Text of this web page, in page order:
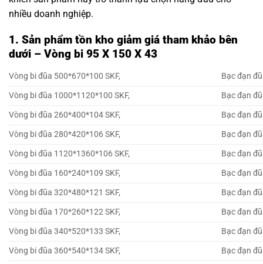
nhiều doanh nghiệp.
1. Sản phẩm tồn kho giảm giá tham khảo bên
dưới – Vòng bi 95 X 150 X 43
Vòng bi đũa 500*670*100 SKF,
Bạc đạn
Vòng bi đũa 1000*1120*100 SKF,
Bạc đạn
Vòng bi đũa 260*400*104 SKF,
Bạc đạn
Vòng bi đũa 280*420*106 SKF,
Bạc đạn
Vòng bi đũa 1120*1360*106 SKF,
Bạc đạn
Vòng bi đũa 160*240*109 SKF,
Bạc đạn
Vòng bi đũa 320*480*121 SKF,
Bạc đạn
Vòng bi đũa 170*260*122 SKF,
Bạc đạn
Vòng bi đũa 340*520*133 SKF,
Bạc đạn
Vòng bi đũa 360*540*134 SKF,
Bạc đạn